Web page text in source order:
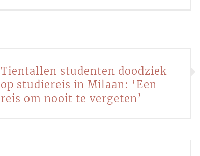
Tientallen studenten doodziek
op studiereis in Milaan: ‘Een
reis om nooit te vergeten’